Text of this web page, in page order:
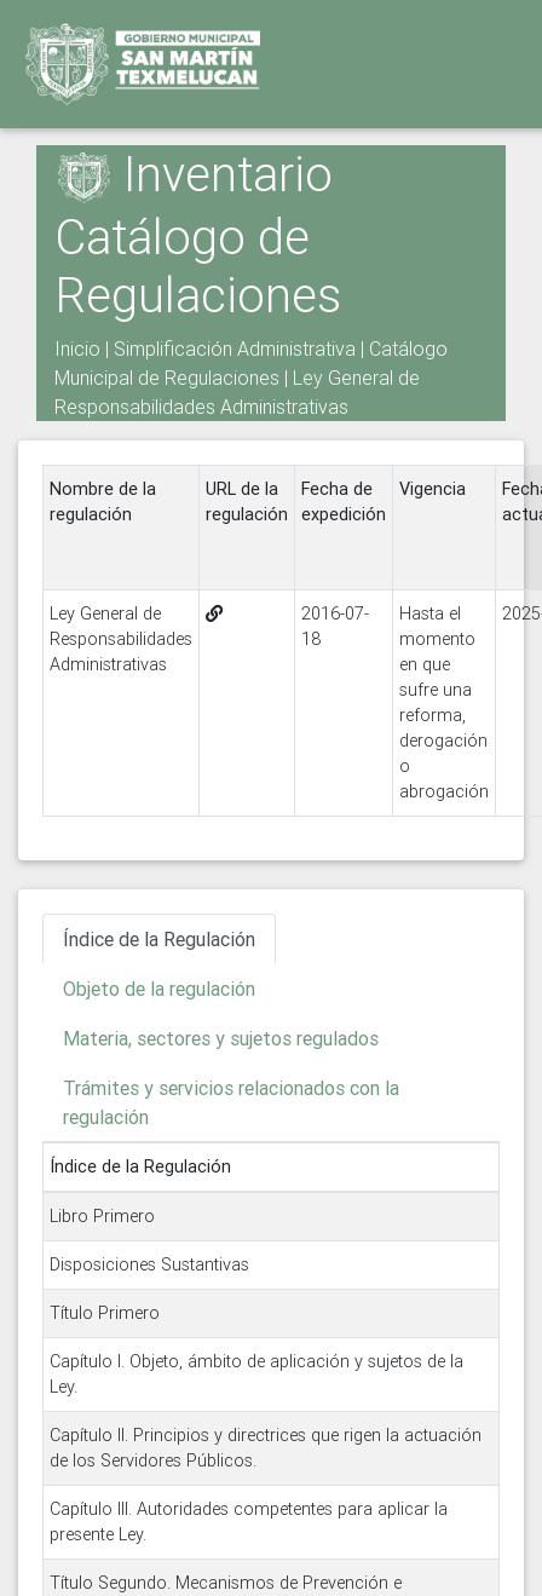
Inventario
Catálogo de
Regulaciones
Inicio | Simplificación Administrativa | Catálogo
Municipal de Regulaciones | Ley General de
Responsabilidades Administrativas
Nombre de la
regulación
URL de la
regulación
Fecha de
expedición
Vigencia
Ley General de
Responsabilidades
Administrativas
2016-07-
18
Hasta el
momento
en que
sufre una
reforma,
derogación
o
abrogación
Índice de la Regulación
Objeto de la regulación
Materia, sectores y sujetos regulados
Trámites y servicios relacionados con la
regulación
Índice de la Regulación
Libro Primero
Disposiciones Sustantivas
Título Primero
Capítulo I. Objeto, ámbito de aplicación y sujetos de la
Ley.
Capítulo II. Principios y directrices que rigen la actuación
de los Servidores Públicos.
Capítulo III. Autoridades competentes para aplicar la
presente Ley.
Título Segundo. Mecanismos de Prevención e